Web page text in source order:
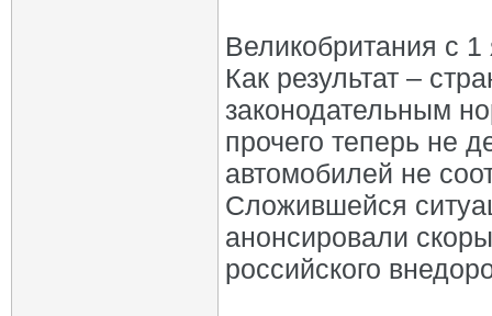
Великобритания с
Как результат –
законодательным
прочего теперь не
автомобилей не
Сложившейся
анонсировали
российского